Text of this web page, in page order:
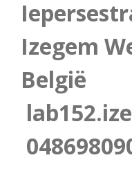
Izegem
België